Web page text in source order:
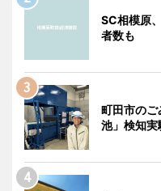
SC相模原
者数も
町田市の
池」検知